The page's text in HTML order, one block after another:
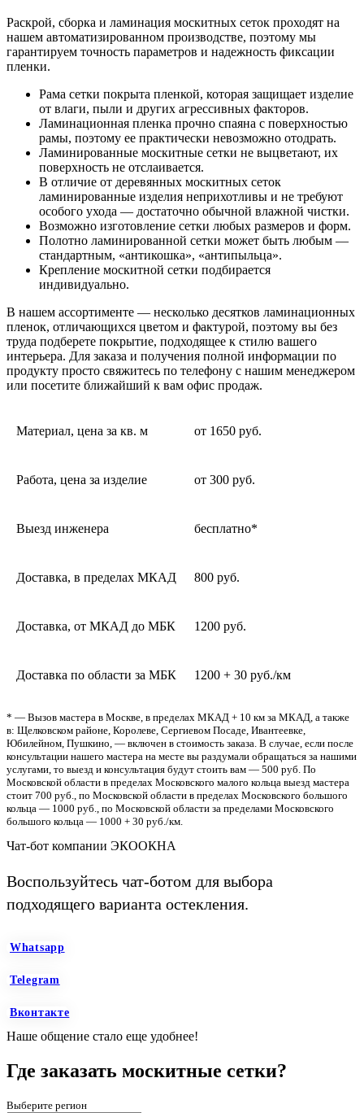
Раскрой, сборка и ламинация москитных сеток проходят на
нашем автоматизированном производстве, поэтому мы
гарантируем точность параметров и надежность фиксации
пленки.
Рама сетки покрыта пленкой, которая защищает изделие
от влаги, пыли и других агрессивных факторов.
Ламинационная пленка прочно спаяна с поверхностью
рамы, поэтому ее практически невозможно отодрать.
Ламинированные москитные сетки не выцветают, их
поверхность не отслаивается.
В отличие от деревянных москитных сеток
ламинированные изделия неприхотливы и не требуют
особого ухода — достаточно обычной влажной чистки.
Возможно изготовление сетки любых размеров и форм.
Полотно ламинированной сетки может быть любым —
стандартным, «антикошка», «антипыльца».
Крепление москитной сетки подбирается
индивидуально.
В нашем ассортименте — несколько десятков ламинационных
пленок, отличающихся цветом и фактурой, поэтому вы без
труда подберете покрытие, подходящее к стилю вашего
интерьера. Для заказа и получения полной информации по
продукту просто свяжитесь по телефону с нашим менеджером
или посетите ближайший к вам офис продаж.
Материал, цена за кв. м от 1650 руб.
Работа, цена за изделие от 300 руб.
Выезд инженера бесплатно*
Доставка, в пределах МКАД 800 руб.
Доставка, от МКАД до МБК 1200 руб.
Доставка по области за МБК 1200 + 30 руб./км
* — Вызов мастера в Москве, в пределах МКАД + 10 км за МКАД, а также
в: Щелковском районе, Королеве, Сергиевом Посаде, Ивантеевке,
Юбилейном, Пушкино, — включен в стоимость заказа. В случае, если после
консультации нашего мастера на месте вы раздумали обращаться за нашими
услугами, то выезд и консультация будут стоить вам — 500 руб. По
Московской области в пределах Московского малого кольца выезд мастера
стоит 700 руб., по Московской области в пределах Московского большого
кольца — 1000 руб., по Московской области за пределами Московского
большого кольца — 1000 + 30 руб./км.
Чат-бот компании ЭКООКНА
Воспользуйтесь чат-ботом для выбора
подходящего варианта остекления.
Whatsapp
Telegram
Вконтакте
Наше общение стало еще удобнее!
Где заказать москитные сетки?
Выберите регион